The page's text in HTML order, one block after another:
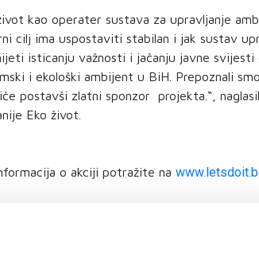
život kao operater sustava za upravljanje
cilj ima uspostaviti stabilan i jak sustav
isticanju važnosti i jačanju javne svijesti
i ekološki ambijent u BiH. Prepoznali
postavši zlatni sponzor projekta.“,
Eko život.
o akciji potražite na